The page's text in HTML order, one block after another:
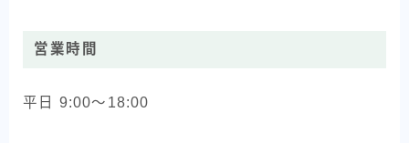
営業時間
平日 9:00～18:00